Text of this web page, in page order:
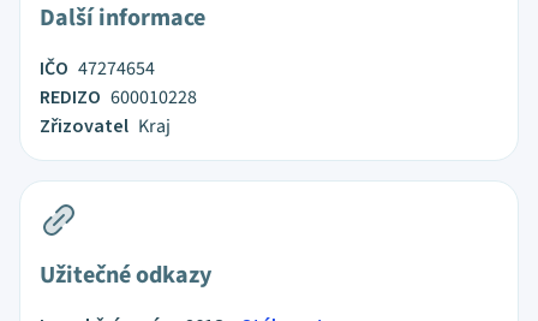
Další informace
IČO 47274654
REDIZO 600010228
Zřizovatel Kraj
Užitečné odkazy